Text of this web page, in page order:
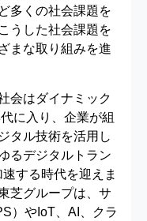
多くの社会課題を
うした社会課題を
まな取り組みを進
会はダイナミック
に入り、企業が組
タル技術を活用し
るデジタルトラン
する時代を迎えま
芝グループは、サ
）やIoT、AI、クラ